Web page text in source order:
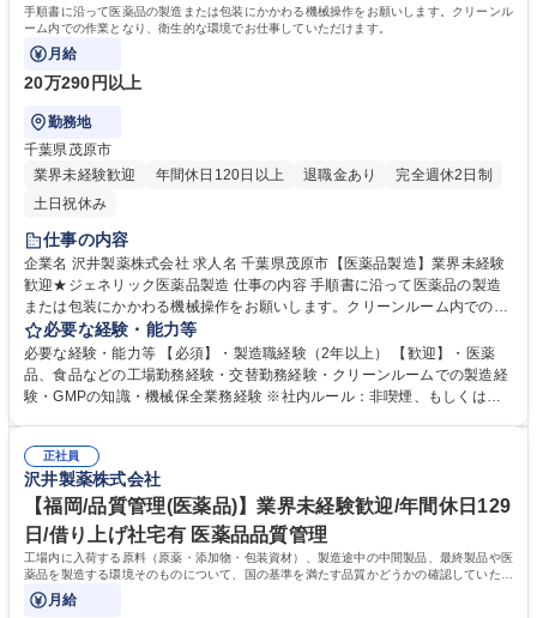
手順書に沿って医薬品の製造または包装にかかわる機械操作をお願いします。クリーンル
ーム内での作業となり、衛生的な環境でお仕事していただけます。
月給
20万290円以上
勤務地
千葉県茂原市
業界未経験歓迎
年間休日120日以上 退職金あり
完全週休2日制
土日祝休み
仕事の内容
企業名 沢井製薬株式会社 求人名 千葉県茂原市【医薬品製造】業界未経験
歓迎★ジェネリック医薬品製造 仕事の内容 手順書に沿って医薬品の製造
または包装にかかわる機械操作をお願いします。クリーンルーム内での作
業となり、衛生的な環境でお仕事していただけます。 入社後は約半年にわ
たり研修を実施します。入社前の段階では専門的な知識は不要です。 医薬
品製造を通じて社会貢献したいという意欲のある方はぜひ応募をご検討く
ださい。 募集職種 千葉県茂原市【医薬品製造】業界未経験歓迎★ジェネ
必要な経験・能力等
必要な経験・能力等 【必須】・製造職経験（2年以上） 【歓迎】・医薬
品、食品などの工場勤務経験・交替勤務経験・クリーンルームでの製造経
験・GMPの知識・機械保全業務経験 ※社内ルール：非喫煙、もしくは入
錠)の開発など付加価値の高い製品展開と特許戦略に長け、高利益率を維
持。全国6工場・業界最大規模の総敷地面積で万全の安定供給体制を確
立。約800品目もの製品を供給。 ◆149種の通信教育(会社補助最大85%)
を受講可能 学歴・資格 学歴：大学院 大学 高専 短大 専修学校 高校 語学
力： 資格：
正社員
沢井製薬株式会社
【福岡/品質管理(医薬品)】業界未経験歓迎/年間休日129
日/借り上げ社宅有 医薬品品質管理
工場内に入荷する原料（原薬・添加物・包装資材）、製造途中の中間製品、最終製品や医
薬品を製造する環境そのものについて、国の基準を満たす品質かどうかの確認していただ
きます。
月給